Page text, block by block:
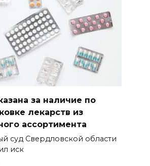
за наличие по
лекарств из
ассортимента
суд Свердловской области
иск